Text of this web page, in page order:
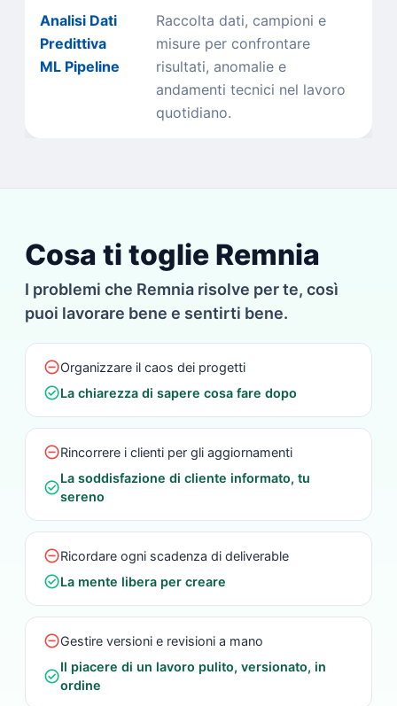
Analisi Dati
Predittiva
ML Pipeline
Raccolta dati, campioni e
misure per confrontare
risultati, anomalie e
andamenti tecnici nel lavoro
quotidiano.
Cosa ti toglie Remnia
I problemi che Remnia risolve per te, così
puoi lavorare bene e sentirti bene.
do_not_disturb_onOrganizzare il caos dei progetti
check_circleLa chiarezza di sapere cosa fare dopo
do_not_disturb_onRincorrere i clienti per gli aggiornamenti
check_circleLa soddisfazione di cliente informato, tu
sereno
do_not_disturb_onRicordare ogni scadenza di deliverable
check_circleLa mente libera per creare
do_not_disturb_onGestire versioni e revisioni a mano
check_circleIl piacere di un lavoro pulito, versionato, in
ordine